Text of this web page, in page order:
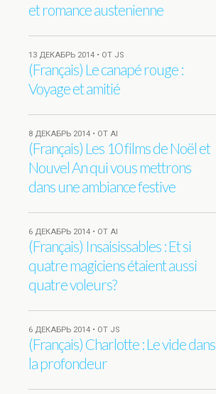
et romance austenienne
13 ДЕКАБРЬ 2014 • ОТ JS
(Français) Le canapé rouge :
Voyage et amitié
8 ДЕКАБРЬ 2014 • ОТ AI
(Français) Les 10 films de Noël et
Nouvel An qui vous mettrons
dans une ambiance festive
6 ДЕКАБРЬ 2014 • ОТ AI
(Français) Insaisissables : Et si
quatre magiciens étaient aussi
quatre voleurs?
6 ДЕКАБРЬ 2014 • ОТ JS
(Français) Charlotte : Le vide dans
la profondeur